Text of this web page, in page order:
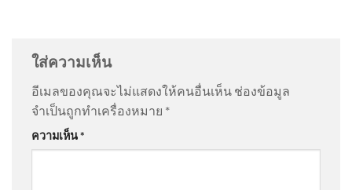
@steveleeeo
ด่วน เปิดใจ “ตัสนีม” แต่งหน้าแบบนี้มา
10 ปี ไม่เคยกระทบงาน
ดูมีเอกลักษณ์มากกว่า…
ใส่ความเห็น
อีเมลของคุณจะไม่แสดงให้คนอื่นเห็น ช่องข้อมูล
จำเป็นถูกทำเครื่องหมาย *
ความเห็น*